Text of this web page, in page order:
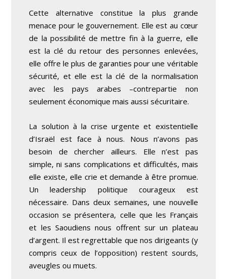
Cette alternative constitue la plus grande
menace pour le gouvernement. Elle est au cœur
de la possibilité de mettre fin à la guerre, elle
est la clé du retour des personnes enlevées,
elle offre le plus de garanties pour une véritable
sécurité, et elle est la clé de la normalisation
avec les pays arabes –contrepartie non
seulement économique mais aussi sécuritaire.
La solution à la crise urgente et existentielle
d’Israël est face à nous. Nous n’avons pas
besoin de chercher ailleurs. Elle n’est pas
simple, ni sans complications et difficultés, mais
elle existe, elle crie et demande à être promue.
Un leadership politique courageux est
nécessaire. Dans deux semaines, une nouvelle
occasion se présentera, celle que les Français
et les Saoudiens nous offrent sur un plateau
d’argent. Il est regrettable que nos dirigeants (y
compris ceux de l’opposition) restent sourds,
aveugles ou muets.